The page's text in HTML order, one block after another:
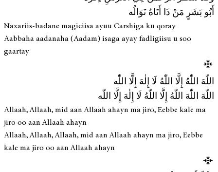
أَبُو بَشَرٍ مَنْ ذَا أَتَاهُ نَوَالُه
Naxariis-badane magiciisa ayuu Carshiga ku qoray
Aabbaha aadanaha (Aadam) isaga ayay fadligiisu u soo
gaartay
اللّٰهَ اللّٰهُ إِلَّا اللّٰهُ لَا إِلٰهَ إِلَّا اللّٰه
اللّٰهَ اللّٰهَ اللّٰهُ إِلَّا اللّٰهُ لَا إِلٰهَ إِلَّا اللّٰه
Allaah, Allaah, mid aan Allaah ahayn ma jiro, Eebbe kale ma
jiro oo aan Allaah ahayn
Allaah, Allaah, Allaah, mid aan Allaah ahayn ma jiro, Eebbe
kale ma jiro oo aan Allaah ahayn